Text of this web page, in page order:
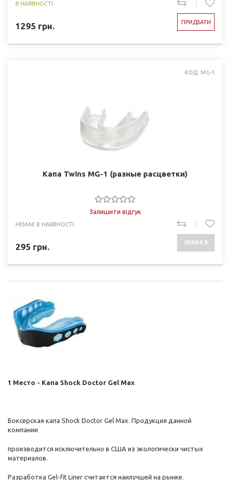
В НАЯВНОСТІ
1295 грн. ПРИДБАТИ
КОД: MG-1
Капа Twins MG-1 (разные расцветки)
Залишити відгук
НЕМАЄ В НАЯВНОСТІ
295 грн. НЕМАЄ В
1 Место - Капа Shock Doctor Gel Max
Боксерская капа Shock Doctor Gel Max. Продукция данной
компании
производится исключительно в США из экологически чистых
материалов.
Разработка Gel-fit Liner считается наилучшей на рынке.